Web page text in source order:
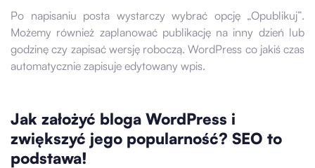
Po napisaniu posta wystarczy wybrać opcję „Opublikuj”.
Możemy również zaplanować publikację na inny dzień lub
godzinę czy zapisać wersję roboczą. WordPress co jakiś czas
automatycznie zapisuje edytowany wpis.
Jak założyć bloga WordPress i
zwiększyć jego popularność? SEO to
podstawa!